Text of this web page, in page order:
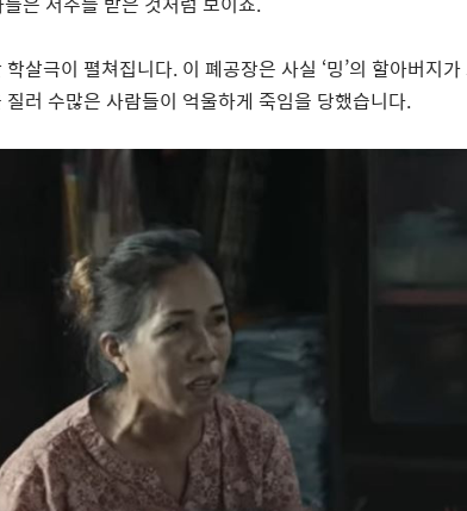
살극이 펼쳐집니다. 이 폐공장은 사실 ‘밍’의 할아버지
러 수많은 사람들이 억울하게 죽임을 당했습니다.